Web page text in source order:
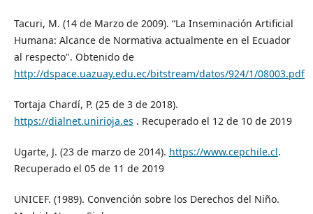
Tacuri, M. (14 de Marzo de 2009). “La Inseminación Artificial
Humana: Alcance de Normativa actualmente en el Ecuador
al respecto". Obtenido de
http://dspace.uazuay.edu.ec/bitstream/datos/924/1/08003.pdf
Tortaja Chardí, P. (25 de 3 de 2018).
https://dialnet.unirioja.es . Recuperado el 12 de 10 de 2019
Ugarte, J. (23 de marzo de 2014). https://www.cepchile.cl.
Recuperado el 05 de 11 de 2019
UNICEF. (1989). Convención sobre los Derechos del Niño.